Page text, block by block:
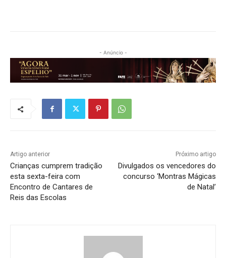
- Anúncio -
Artigo anterior
Crianças cumprem tradição
esta sexta-feira com
Encontro de Cantares de
Reis das Escolas
Próximo artigo
Divulgados os vencedores do
concurso ‘Montras Mágicas
de Natal’